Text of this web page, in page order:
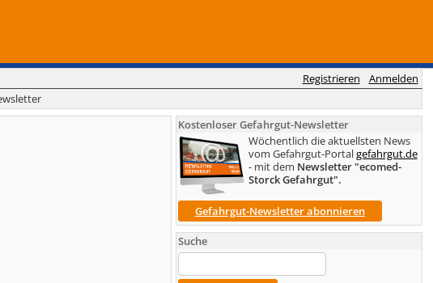
Registrieren Anmelden
Kostenloser Gefahrgut-Newsletter
Wöchentlich die aktuellsten News
vom Gefahrgut-Portalgefahrgut.de
- mit dem Newsletter "ecomed-
Storck Gefahrgut".
Gefahrgut-Newsletter abonnieren
Suche